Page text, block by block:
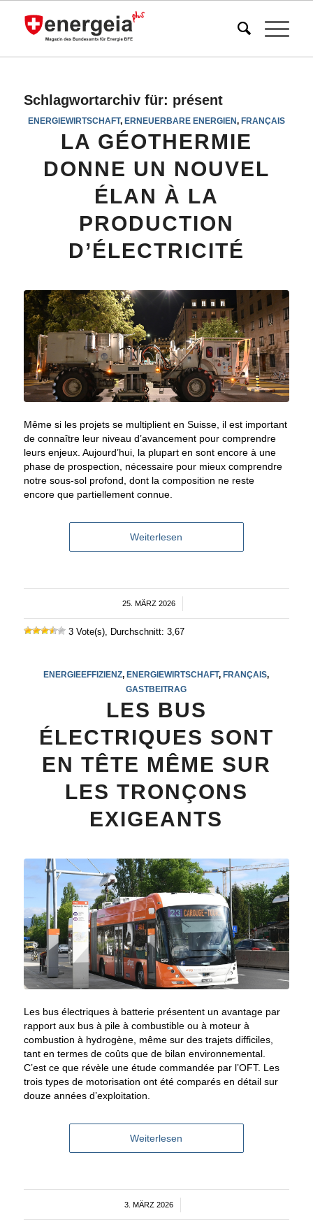
Schlagwortarchiv für: présent
ENERGIEWIRTSCHAFT, ERNEUERBARE ENERGIEN, FRANÇAIS
LA GÉOTHERMIE
DONNE UN NOUVEL
ÉLAN À LA
PRODUCTION
D’ÉLECTRICITÉ
Même si les projets se multiplient en Suisse, il est important
de connaître leur niveau d’avancement pour comprendre
leurs enjeux. Aujourd’hui, la plupart en sont encore à une
phase de prospection, nécessaire pour mieux comprendre
notre sous-sol profond, dont la composition ne reste
encore que partiellement connue.
Weiterlesen
25. MÄRZ 2026
/
3 Vote(s), Durchschnitt: 3,67
ENERGIEEFFIZIENZ,ENERGIEWIRTSCHAFT,FRANÇAIS,
GASTBEITRAG
LES BUS
ÉLECTRIQUES SONT
EN TÊTE MÊME SUR
LES TRONÇONS
EXIGEANTS
Les bus électriques à batterie présentent un avantage par
rapport aux bus à pile à combustible ou à moteur à
combustion à hydrogène, même sur des trajets difficiles,
tant en termes de coûts que de bilan environnemental.
C’est ce que révèle une étude commandée par l’OFT. Les
trois types de motorisation ont été comparés en détail sur
douze années d’exploitation.
Weiterlesen
3. MÄRZ 2026
/